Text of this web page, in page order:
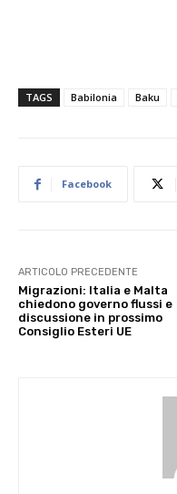
TAGS Babilonia Baku
Facebook
ARTICOLO PRECEDENTE
Migrazioni: Italia e Malta
chiedono governo flussi e
discussione in prossimo
Consiglio Esteri UE